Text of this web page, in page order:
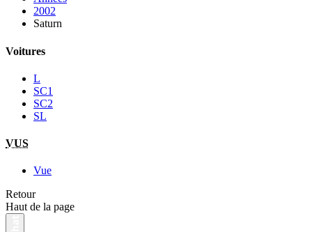
2002
Saturn
Voitures
L
SC1
SC2
SL
VUS
Vue
Retour
Haut de la page